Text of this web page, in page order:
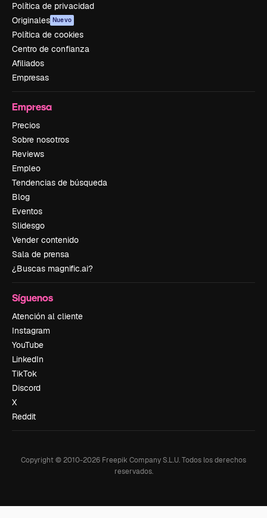
Política de privacidad
Originales Nuevo
Política de cookies
Centro de confianza
Afiliados
Empresas
Empresa
Precios
Sobre nosotros
Reviews
Empleo
Tendencias de búsqueda
Blog
Eventos
Slidesgo
Vender contenido
Sala de prensa
¿Buscas magnific.ai?
Síguenos
Atención al cliente
Instagram
YouTube
LinkedIn
TikTok
Discord
X
Reddit
Copyright © 2010-2026 Freepik Company S.L.U.Todos los derechos
reservados.